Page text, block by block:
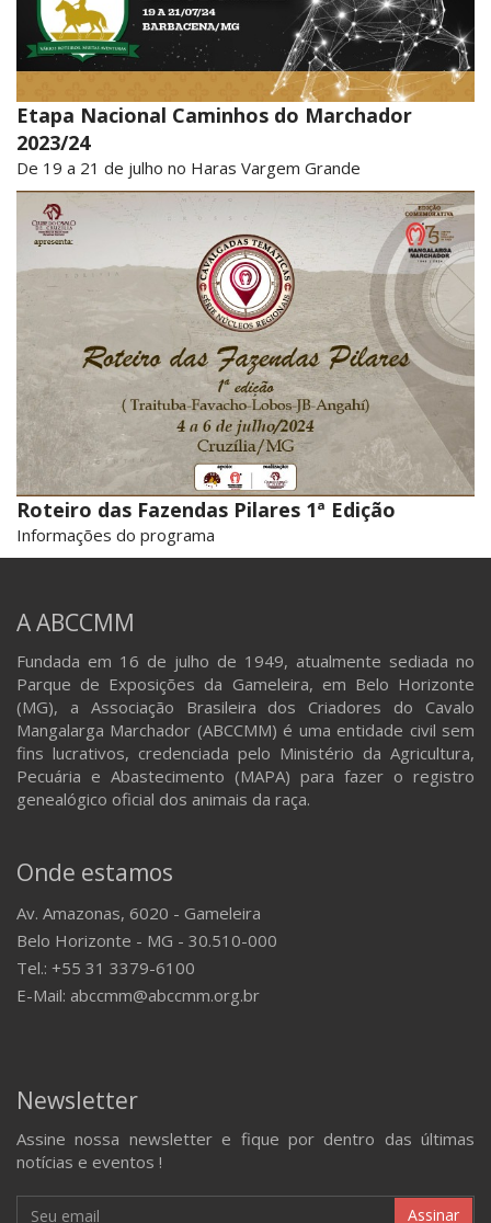
Etapa Nacional Caminhos do Marchador
2023/24
De 19 a 21 de julho no Haras Vargem Grande
Roteiro das Fazendas Pilares 1ª Edição
Informações do programa
A ABCCMM
Fundada em 16 de julho de 1949, atualmente sediada no
Parque de Exposições da Gameleira, em Belo Horizonte
(MG), a Associação Brasileira dos Criadores do Cavalo
Mangalarga Marchador (ABCCMM) é uma entidade civil sem
fins lucrativos, credenciada pelo Ministério da Agricultura,
Pecuária e Abastecimento (MAPA) para fazer o registro
genealógico oficial dos animais da raça.
Onde estamos
Av. Amazonas, 6020 - Gameleira
Belo Horizonte - MG - 30.510-000
Tel.: +55 31 3379-6100
E-Mail: abccmm@abccmm.org.br
Newsletter
Assine nossa newsletter e fique por dentro das últimas
notícias e eventos !
Assinar